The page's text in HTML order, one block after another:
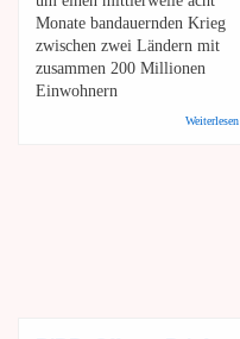
Monate bandauernden Krieg
zwischen zwei Ländern mit
zusammen 200 Millionen
Einwohnern
Weiterlesen